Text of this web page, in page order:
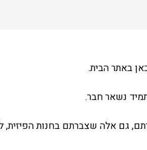
באתר הבית.
נשאר חבר.
גם אלה שצברתם בחנות הפיזית,